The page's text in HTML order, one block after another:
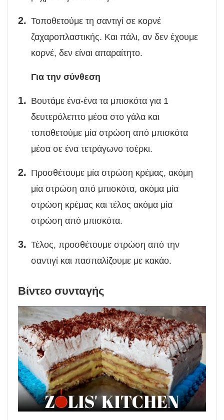
Τοποθετούμε τη σαντιγί σε κορνέ
ζαχαροπλαστικής. Και πάλι, αν δεν έχουμε
κορνέ, δεν είναι απαραίτητο.
Για την σύνθεση
Βουτάμε ένα-ένα τα μπισκότα για 1
δευτερόλεπτο μέσα στο γάλα και
τοποθετούμε μία στρώση από μπισκότα
μέσα σε ένα τετράγωνο τσέρκι.
Προσθέτουμε μία στρώση κρέμας, ακόμη
μία στρώση από μπισκότα, ακόμα μία
στρώση κρέμας και τέλος ακόμα μία
στρώση από μπισκότα.
Τέλος, προσθέτουμε στρώση από την
σαντιγί και πασπαλίζουμε με κακάο.
Βίντεο συνταγής